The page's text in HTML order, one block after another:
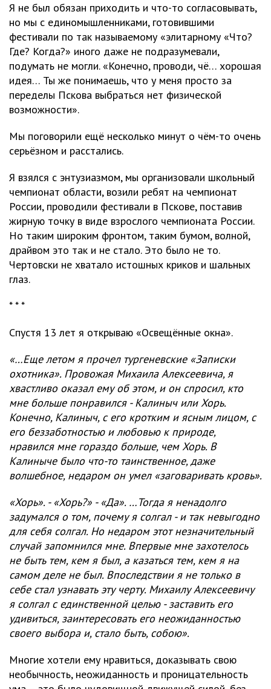
Я не был обязан приходить и что-то согласовывать,
но мы с единомышленниками, готовившими
фестивали по так называемому «элитарному «Что?
Где? Когда?» иного даже не подразумевали,
подумать не могли. «Конечно, проводи, чё… хорошая
идея… Ты же понимаешь, что у меня просто за
переделы Пскова выбраться нет физической
возможности».
Мы поговорили ещё несколько минут о чём-то очень
серьёзном и расстались.
Я взялся с энтузиазмом, мы организовали школьный
чемпионат области, возили ребят на чемпионат
России, проводили фестивали в Пскове, поставив
жирную точку в виде взрослого чемпионата России.
Но таким широким фронтом, таким бумом, волной,
драйвом это так и не стало. Это было не то.
Чертовски не хватало истошных криков и шальных
глаз.
* * *
Спустя 13 лет я открываю «Освещённые окна».
«…Еще летом я прочел тургеневские «Записки
охотника». Провожая Михаила Алексеевича, я
хвастливо оказал ему об этом, и он спросил, кто
мне больше понравился - Калиныч или Хорь.
Конечно, Калиныч, с его кротким и ясным лицом, с
его беззаботностью и любовью к природе,
нравился мне гораздо больше, чем Хорь. В
Калиныче было что-то таинственное, даже
волшебное, недаром он умел «заговаривать кровь».
«Хорь». - «Хорь?» - «Да». …Тогда я ненадолго
задумался о том, почему я солгал - и так невыгодно
для себя солгал. Но недаром этот незначительный
случай запомнился мне. Впервые мне захотелось
не быть тем, кем я был, а казаться тем, кем я на
самом деле не был. Впоследствии я не только в
себе стал узнавать эту черту. Михаилу Алексеевичу
я солгал с единственной целью - заставить его
удивиться, заинтересовать его неожиданностью
своего выбора и, стало быть, собою».
Многие хотели ему нравиться, доказывать свою
необычность, неожиданность и проницательность